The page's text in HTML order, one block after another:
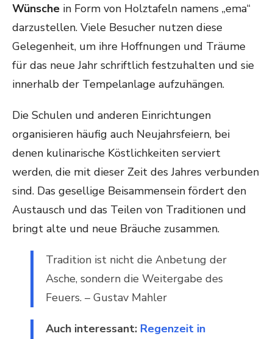
Wünsche in Form von Holztafeln namens „ema“
darzustellen. Viele Besucher nutzen diese
Gelegenheit, um ihre Hoffnungen und Träume
für das neue Jahr schriftlich festzuhalten und sie
innerhalb der Tempelanlage aufzuhängen.
Die Schulen und anderen Einrichtungen
organisieren häufig auch Neujahrsfeiern, bei
denen kulinarische Köstlichkeiten serviert
werden, die mit dieser Zeit des Jahres verbunden
sind. Das gesellige Beisammensein fördert den
Austausch und das Teilen von Traditionen und
bringt alte und neue Bräuche zusammen.
Tradition ist nicht die Anbetung der
Asche, sondern die Weitergabe des
Feuers. – Gustav Mahler
Auch interessant: Regenzeit in